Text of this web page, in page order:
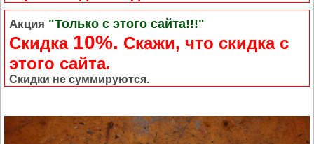
Акция "Только с этого сайта!!!"
Скидка 10%. Cкажи, что скидка с
этого сайта.
Скидки не суммируются.